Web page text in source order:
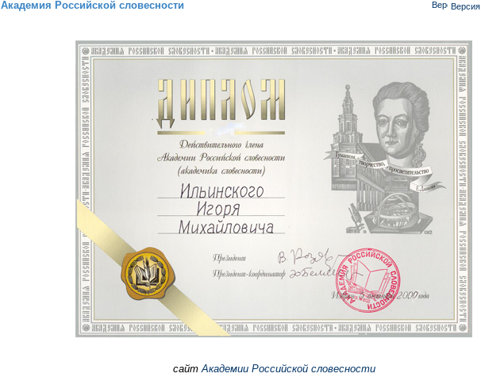
Академия Российской словесности
сайтАкадемии Российской словесности